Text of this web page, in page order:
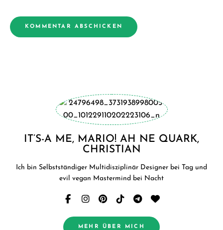
IT’S-A ME, MARIO! AH NE QUARK,
CHRISTIAN
Ich bin Selbstständiger Multidisziplinär Designer bei Tag und
evil vegan Mastermind bei Nacht
MEHR ÜBER MICH